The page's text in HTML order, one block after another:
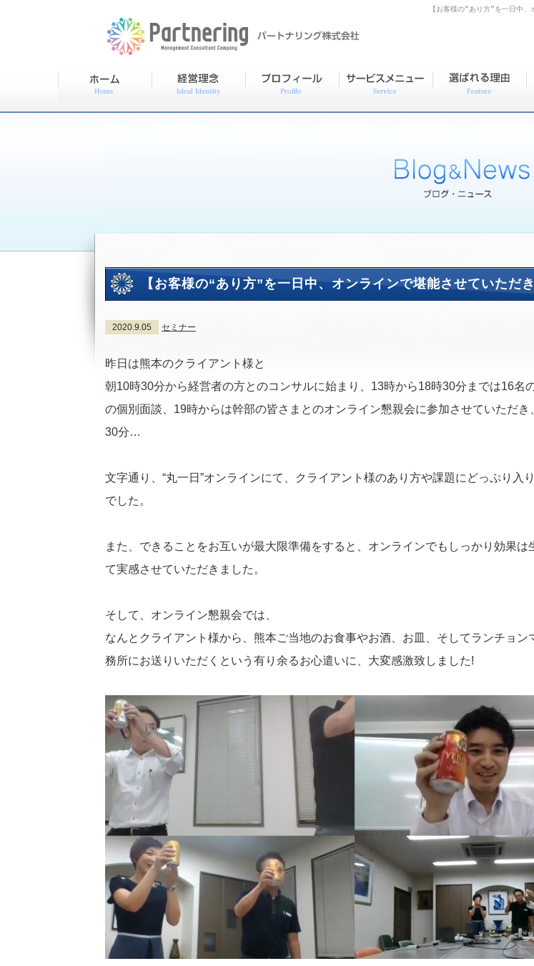
【お客様の“あり方”を一日中
【お客様の“あり方”を一日中、オンラインで堪能させていただ
2020.9.05 セミナー
昨日は熊本のクライアント様と
朝10時30分から経営者の方とのコンサルに始まり、13時から18時30分までは16名
の個別面談、19時からは幹部の皆さまとのオンライン懇親会に参加させていただき
30分…
文字通り、“丸一日”オンラインにて、クライアント様のあり方や課題にどっぷり入
でした。
また、できることをお互いが最大限準備をすると、オンラインでもしっかり効果は
て実感させていただきました。
そして、オンライン懇親会では、
なんとクライアント様から、熊本ご当地のお食事やお酒、お皿、そしてランチョン
務所にお送りいただくという有り余るお心遣いに、大変感激致しました!